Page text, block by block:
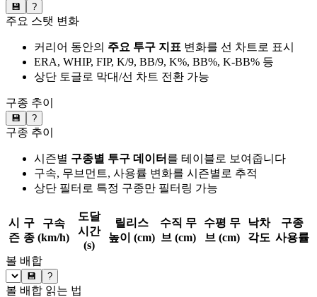
💾 ?
주요 스탯 변화
커리어 동안의 주요 투구 지표 변화를 선 차트로 표시
ERA, WHIP, FIP, K/9, BB/9, K%, BB%, K-BB% 등
상단 토글로 막대/선 차트 전환 가능
구종 추이
💾 ?
구종 추이
시즌별 구종별 투구 데이터 를 테이블로 보여줍니다
구속, 무브먼트, 사용률 변화를 시즌별로 추적
상단 필터로 특정 구종만 필터링 가능
시
즌
구
종
구속
(km/h)
도달
시간
(s)
릴리스
높이 (cm)
수직 무
브 (cm)
수평 무
브 (cm)
낙차
각도
구종
사용률
볼 배합
💾 ?
볼 배합 읽는 법